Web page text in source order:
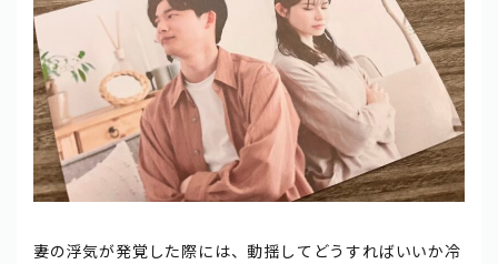
妻の浮気が発覚した際には、動揺してどうすればいいか冷